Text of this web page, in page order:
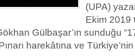
(UPA)
Ekim 2019
Gülbaşar’ın sunduğu
harekâtına ve